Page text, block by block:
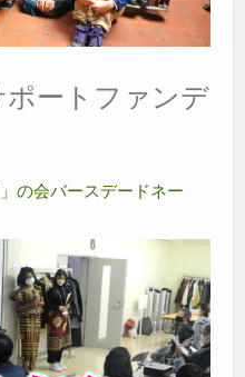
ポートファンデ
の会バースデードネー